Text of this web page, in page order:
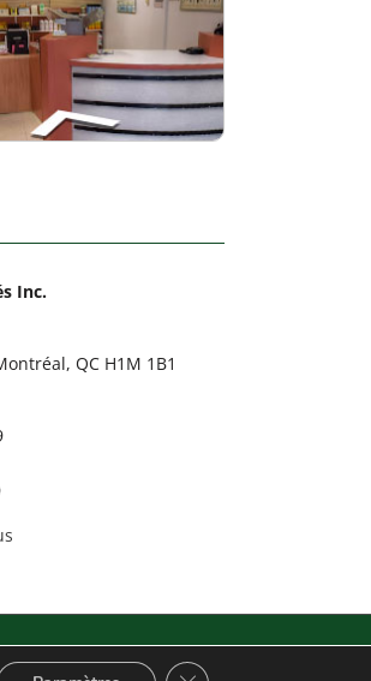
Inc.
QC H1M 1B1
YouTube
X LinkedInEmail
Fermer la bannière des